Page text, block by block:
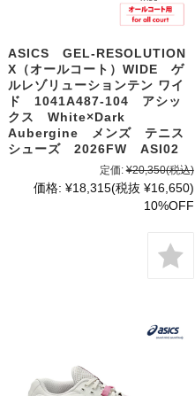
ASICS GEL-RESOLUTION
X（オールコート）WIDE ゲ
ルレゾリューションテン ワイ
ド 1041A487-104 アシッ
クス White×Dark
Aubergine メンズ テニス
シューズ 2026FW ASI02
定価: ¥20,350(税込)
価格: ¥18,315(税抜 ¥16,650)
10%OFF